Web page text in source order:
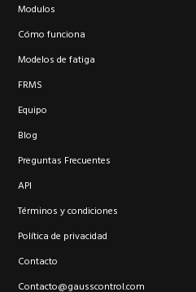
Modulos
Cómo funciona
Modelos de fatiga
FRMS
Equipo
Blog
Preguntas Frecuentes
API
Términos y condiciones
Política de privacidad
Contacto
Contacto@gausscontrol.com